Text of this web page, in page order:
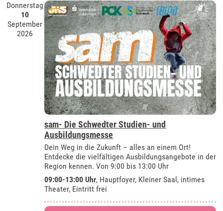
Donnerstag
10
September
2026
sam- Die Schwedter Studien- und
Ausbildungsmesse
Dein Weg in die Zukunft – alles an einem Ort!
Entdecke die vielfältigen Ausbildungsangebote in der
Region kennen. Von 9:00 bis 13:00 Uhr
09:00-13:00 Uhr, Hauptfoyer, Kleiner Saal, intimes
Theater, Eintritt frei